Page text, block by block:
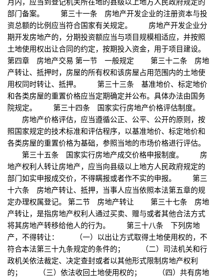
部门备案。 第三十一条 房地产开发企业的注册资本与投
资总额的比例应当符合国家有关规定。 房地产开发企业分
期开发房地产的，分期投资额应当与项目规模相适应，并按照
土地使用权出让合同的约定，按期投入资金，用于项目建设。
第四章 房地产交易 第一节 一般规定 第三十二条 房地
产转让、抵押时，房屋的所有权和该房屋占用范围内的土地使
用权同时转让、抵押。 第三十三条 基准地价、标定地价
和各类房屋的重置价格应当定期确定并公布。具体办法由国务
院规定。 第三十四条 国家实行房地产价格评估制度。
房地产价格评估，应当遵循公正、公平、公开的原则，按
照国家规定的技术标准和评估程序，以基准地价、标定地价和
各类房屋的重置价格为基础，参照当地的市场价格进行评估。
第三十五条 国家实行房地产成交价格申报制度。 房
地产权利人转让房地产，应当向县级以上地方人民政府规定的
部门如实申报成交价，不得瞒报或者作不实的申报。 第三
十六条 房地产转让、抵押，当事人应当依照本法第五章的规
定办理权属登记。 第二节 房地产转让 第三十七条 房地
产转让，是指房地产权利人通过买卖、赠与或者其他合法方式
将其房地产转移给他人的行为。 第三十八条 下列房地
产，不得转让： （一）以出让方式取得土地使用权的，不
符合本法第三十九条规定的条件的； （二）司法机关和行
政机关依法裁定、决定查封或者以其他形式限制房地产权利
的； （三）依法收回土地使用权的； （四）共有房地